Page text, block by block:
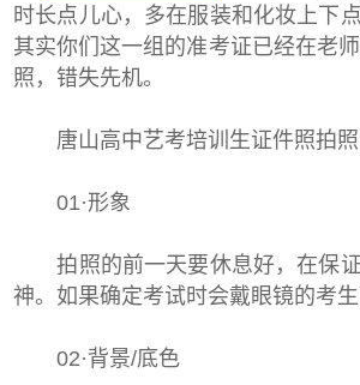
时长点儿心，多在服装和化妆上下
其实你们这一组的准考证已经在老
照，错失先机。
唐山高中艺考培训生证件照拍照
01·形象
拍照的前一天要休息好，在保证
神。如果确定考试时会戴眼镜的考
02·背景/底色